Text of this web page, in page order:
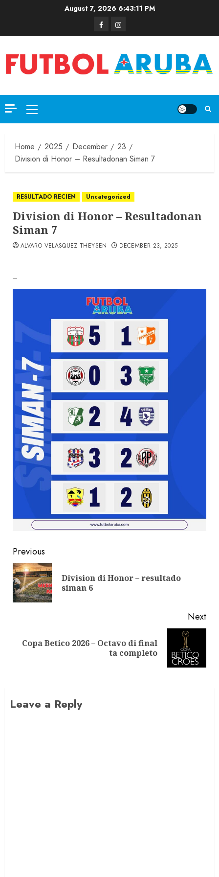
August 7, 2026 6:43:11 PM
Home 2025 December
23
Division di Honor – Resultadonan Siman 7
RESULTADO RECIEN Uncategorized
Division di Honor – Resultadonan
Siman 7
ALVARO VELASQUEZ THEYSEN DECEMBER 23, 2025
–
Previous
Division di Honor – resultado
siman 6
Next
Copa Betico 2026 – Octavo di final
ta completo
Leave a Reply